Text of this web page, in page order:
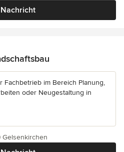
Nachricht
Fachbetrieb im Bereich Planung,
oder Neugestaltung in
Gelsenkirchen